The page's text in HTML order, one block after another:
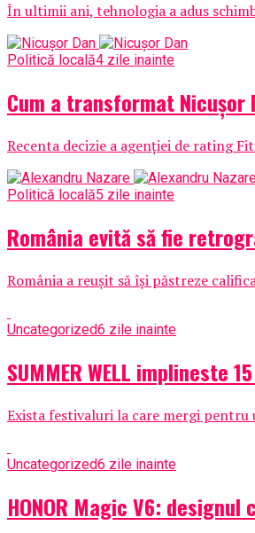
În ultimii ani, tehnologia a adus
Politică locală4 zile inainte
Cum a transformat
Recenta decizie a agenției de rating
Politică locală5 zile inainte
România evită să fie
România a reușit să își păstreze
Uncategorized6 zile inainte
SUMMER WELL
Exista festivaluri la care mergi pentru
Uncategorized6 zile inainte
HONOR Magic V6: